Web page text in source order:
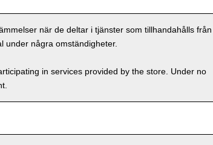
när de deltar i tjänster som tillhandahålls från
under några omständigheter.
in services provided by the store. Under no